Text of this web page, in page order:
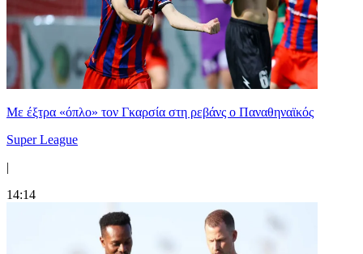
Mε έξτρα «όπλο» τον Γκαρσία στη ρεβάνς ο Παναθηναϊκός
Super League
|
14:14